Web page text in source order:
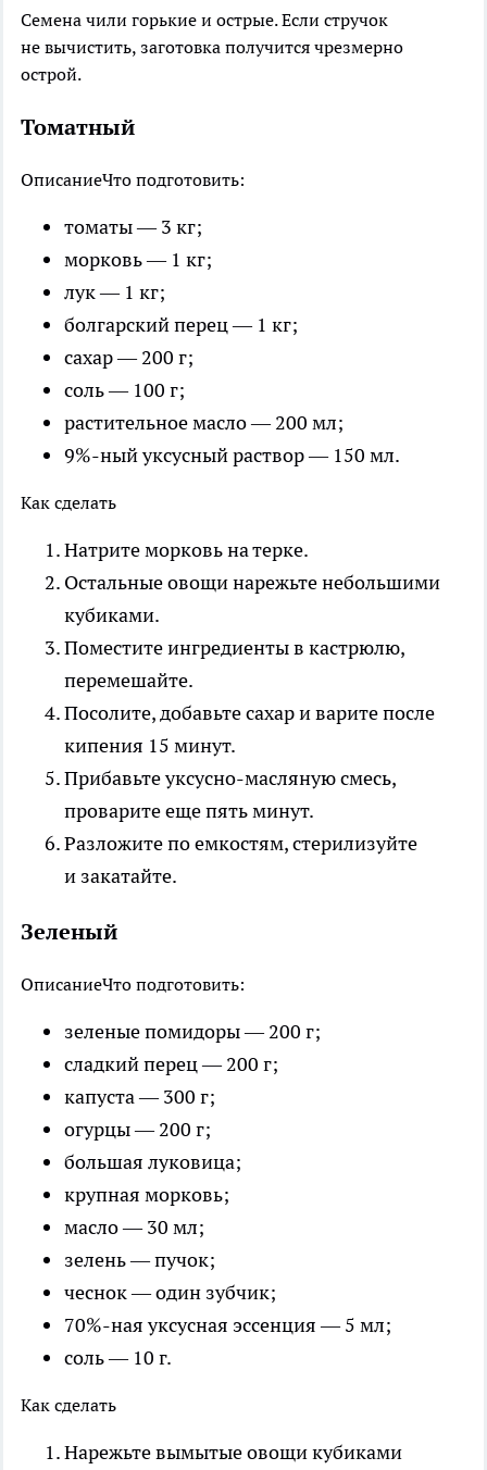
Семена чили горькие и острые. Если стручок
не вычистить, заготовка получится чрезмерно
острой.
Томатный
ОписаниеЧто подготовить:
томаты — 3 кг;
морковь — 1 кг;
лук — 1 кг;
болгарский перец — 1 кг;
сахар — 200 г;
соль — 100 г;
растительное масло — 200 мл;
9%-ный уксусный раствор — 150 мл.
Как сделать
Натрите морковь на терке.
Остальные овощи нарежьте небольшими
кубиками.
Поместите ингредиенты в кастрюлю,
перемешайте.
Посолите, добавьте сахар и варите после
кипения 15 минут.
Прибавьте уксусно-масляную смесь,
проварите еще пять минут.
Разложите по емкостям, стерилизуйте
и закатайте.
Зеленый
ОписаниеЧто подготовить:
зеленые помидоры — 200 г;
сладкий перец — 200 г;
капуста — 300 г;
огурцы — 200 г;
большая луковица;
крупная морковь;
масло — 30 мл;
зелень — пучок;
чеснок — один зубчик;
70%-ная уксусная эссенция — 5 мл;
соль — 10 г.
Как сделать
Нарежьте вымытые овощи кубиками